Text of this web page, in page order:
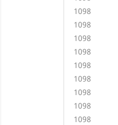
1098
1098
1098
1098
1098
1098
1098
1098
1098